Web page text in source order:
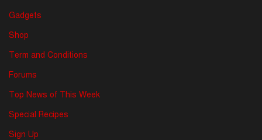
Gadgets
Shop
Term and Conditions
Forums
Top News of This Week
Special Recipes
Sign Up